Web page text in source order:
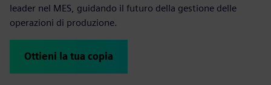
leader nel MES, guidando il futuro della gestione delle
operazioni di produzione.
Ottieni la tua copia